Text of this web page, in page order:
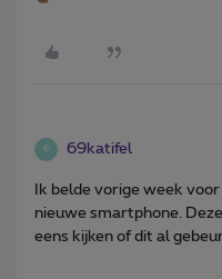
6 69katifel
Ik belde vorige week
nieuwe smartphone.
eens kijken of dit al